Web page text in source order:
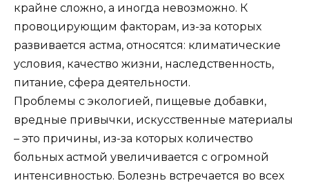
крайне сложно, а иногда невозможно. К
провоцирующим факторам, из-за которых
развивается астма, относятся: климатические
условия, качество жизни, наследственность,
питание, сфера деятельности.
Проблемы с экологией, пищевые добавки,
вредные привычки, искусственные материалы
– это причины, из-за которых количество
больных астмой увеличивается с огромной
интенсивностью. Болезнь встречается во всех